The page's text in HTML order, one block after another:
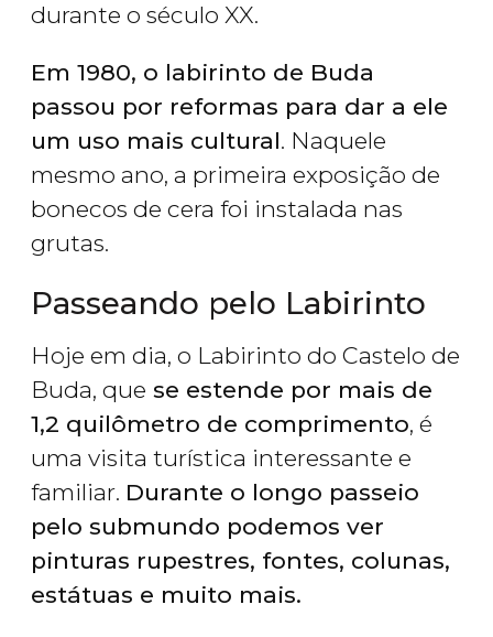
durante o século XX.
Em 1980, o labirinto de Buda
passou por reformas para dar a ele
um uso mais cultural. Naquele
mesmo ano, a primeira exposição de
bonecos de cera foi instalada nas
grutas.
Passeando pelo Labirinto
Hoje em dia, o Labirinto do Castelo de
Buda, que se estende por mais de
1,2 quilômetro de comprimento, é
uma visita turística interessante e
familiar. Durante o longo passeio
pelo submundo podemos ver
pinturas rupestres, fontes, colunas,
estátuas e muito mais.